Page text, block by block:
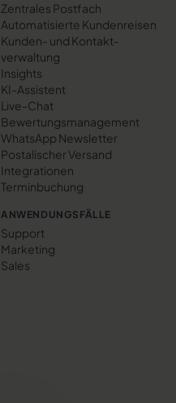
Zentrales Postfach
Automatisierte Kundenreisen
Kunden- und Kontakt­
verwaltung
Insights
KI-Assistent
Live-Chat
Bewertungs­management
WhatsApp Newsletter
Postalischer Versand
Integrationen
Terminbuchung
ANWENDUNGSFÄLLE
Support
Marketing
Sales